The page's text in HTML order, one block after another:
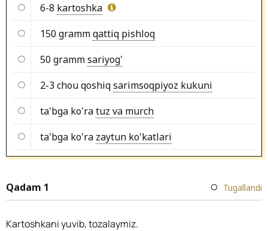
6-8 kartoshka
150 grammqattiq pishloq
50 grammsariyog'
2-3 chou qoshiqsarimsoqpiyoz kukuni
ta'bga ko'ratuz va murch
ta'bga ko'ra zaytun ko'katlari
Qadam 1 Tugallandi
Kartoshkani yuvib, tozalaymiz.